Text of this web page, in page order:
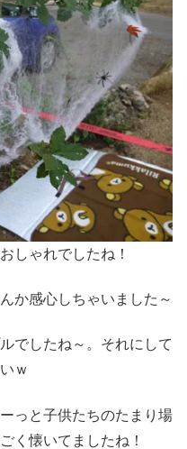
しゃれでしたね！
か感心しちゃいました～
でしたね～。それにして
ｗ
っと子供たちのたまり場
く懐いてましたね！